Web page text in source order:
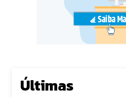
Últimas